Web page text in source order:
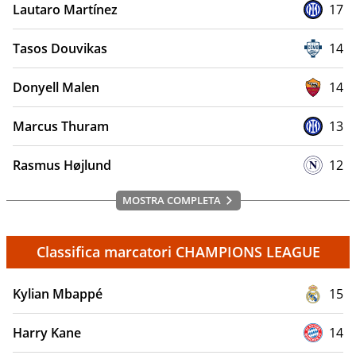
Lautaro Martínez 17
Tasos Douvikas 14
Donyell Malen 14
Marcus Thuram 13
Rasmus Højlund 12
MOSTRA COMPLETA
Classifica marcatori CHAMPIONS LEAGUE
Kylian Mbappé 15
Harry Kane 14